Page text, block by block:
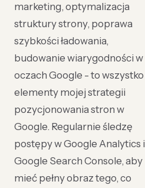
marketing, optymalizacja
struktury strony, poprawa
szybkości ładowania,
budowanie wiarygodności w
oczach Google - to wszystko
elementy mojej strategii
pozycjonowania stron w
Google. Regularnie śledzę
postępy w Google Analytics i
Google Search Console, aby
mieć pełny obraz tego, co